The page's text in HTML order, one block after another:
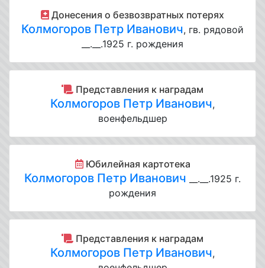
Донесения о безвозвратных потерях
Колмогоров Петр Иванович, гв. рядовой
__.__.1925 г. рождения
Представления к наградам
Колмогоров Петр Иванович,
военфельдшер
Юбилейная картотека
Колмогоров Петр Иванович __.__.1925 г.
рождения
Представления к наградам
Колмогоров Петр Иванович,